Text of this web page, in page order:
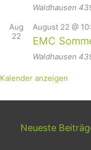
Waldhausen
Aug
22
August 22 @
EMC
Waldhausen
Kalender anzeigen
Neueste